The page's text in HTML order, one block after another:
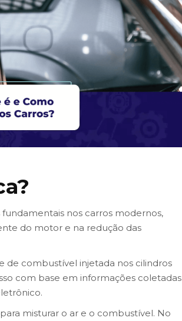
fundamentais nos carros modernos,
do motor e na redução das
de combustível injetada nos cilindros
com base em informações coletadas
misturar o ar e o combustível. No